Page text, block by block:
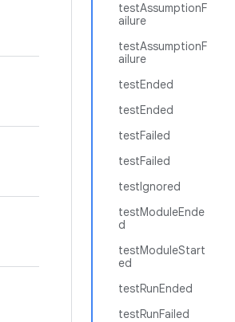
testAssumptionF
ailure
testAssumptionF
ailure
testEnded
testEnded
testFailed
testFailed
testIgnored
testModuleEnde
d
testModuleStart
ed
testRunEnded
testRunFailed